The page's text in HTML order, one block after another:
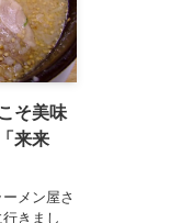
そ美味
来来
メン屋さ
きまし